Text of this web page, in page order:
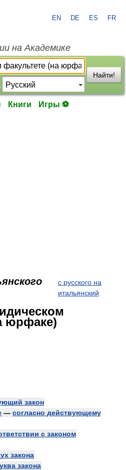
EN DE ES FR
на Академике
Найти!
Книги Игры ⚽
с русского на
итальянский
юрфаке)
закон
— согласно действующему
с законом
закона
закона